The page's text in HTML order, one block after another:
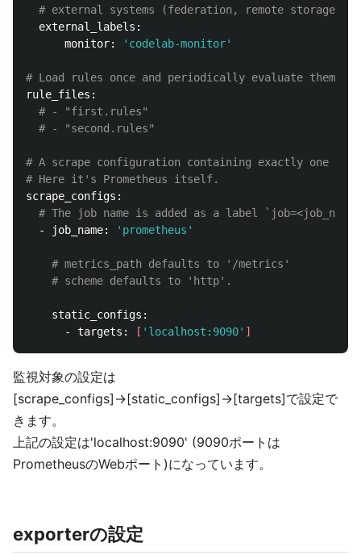
# external systems (federation, remote storage,
  external_labels:
      monitor:
'codelab-monitor'
# Load rules once and periodically evaluate them
rule_files:
# - "first.rules"
# - "second.rules"
# A scrape configuration containing exactly one
# Here it's Prometheus itself.
scrape_configs:
# The job name is added as a label
  - job_name:
'prometheus'
# metrics_path defaults to '/metrics'
# scheme defaults to 'http'.
    static_configs:
      - targets:
[ 'localhost:9090' ]
監視対象の設定は
[scrape_configs]→[static_configs]→[targets]で設定で
きます。
上記の設定は'localhost:9090' (9090ポートは
PrometheusのWebポート)になっています。
exporterの設定